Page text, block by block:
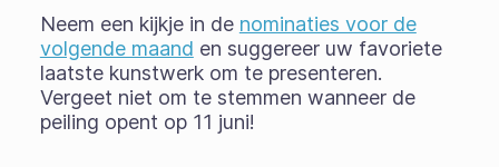
Neem een kijkje in de nominaties voor de
volgende maand en suggereer uw favoriete
laatste kunstwerk om te presenteren.
Vergeet niet om te stemmen wanneer de
peiling opent op 11 juni!